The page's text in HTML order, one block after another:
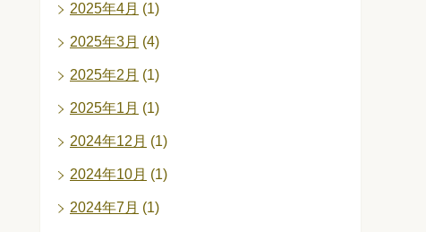
2025年4月 (1)
2025年3月 (4)
2025年2月 (1)
2025年1月 (1)
2024年12月 (1)
2024年10月 (1)
2024年7月 (1)